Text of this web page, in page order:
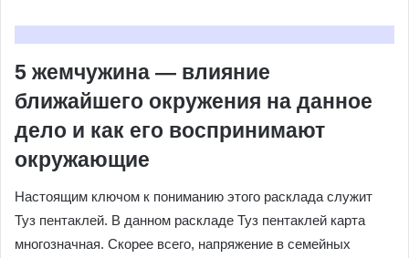
5 жемчужина — влияние
ближайшего окружения на данное
дело и как его воспринимают
окружающие
Настоящим ключом к пониманию этого расклада служит
Туз пентаклей. В данном раскладе Туз пентаклей карта
многозначная. Скорее всего, напряжение в семейных